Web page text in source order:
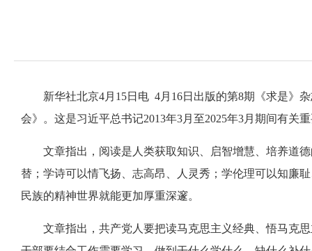
新华社北京4月15日电 4月16日出版的第8期《求是》
会》。这是习近平总书记2013年3月至2025年3月期间有关
文章指出，阅读是人类获取知识、启智增慧、培养道
替；学诗可以情飞扬、志高昂、人灵秀；学伦理可以知廉
民族的精神世界就能更加厚重深邃。
文章指出，共产党人要把读马克思主义经典、悟马克